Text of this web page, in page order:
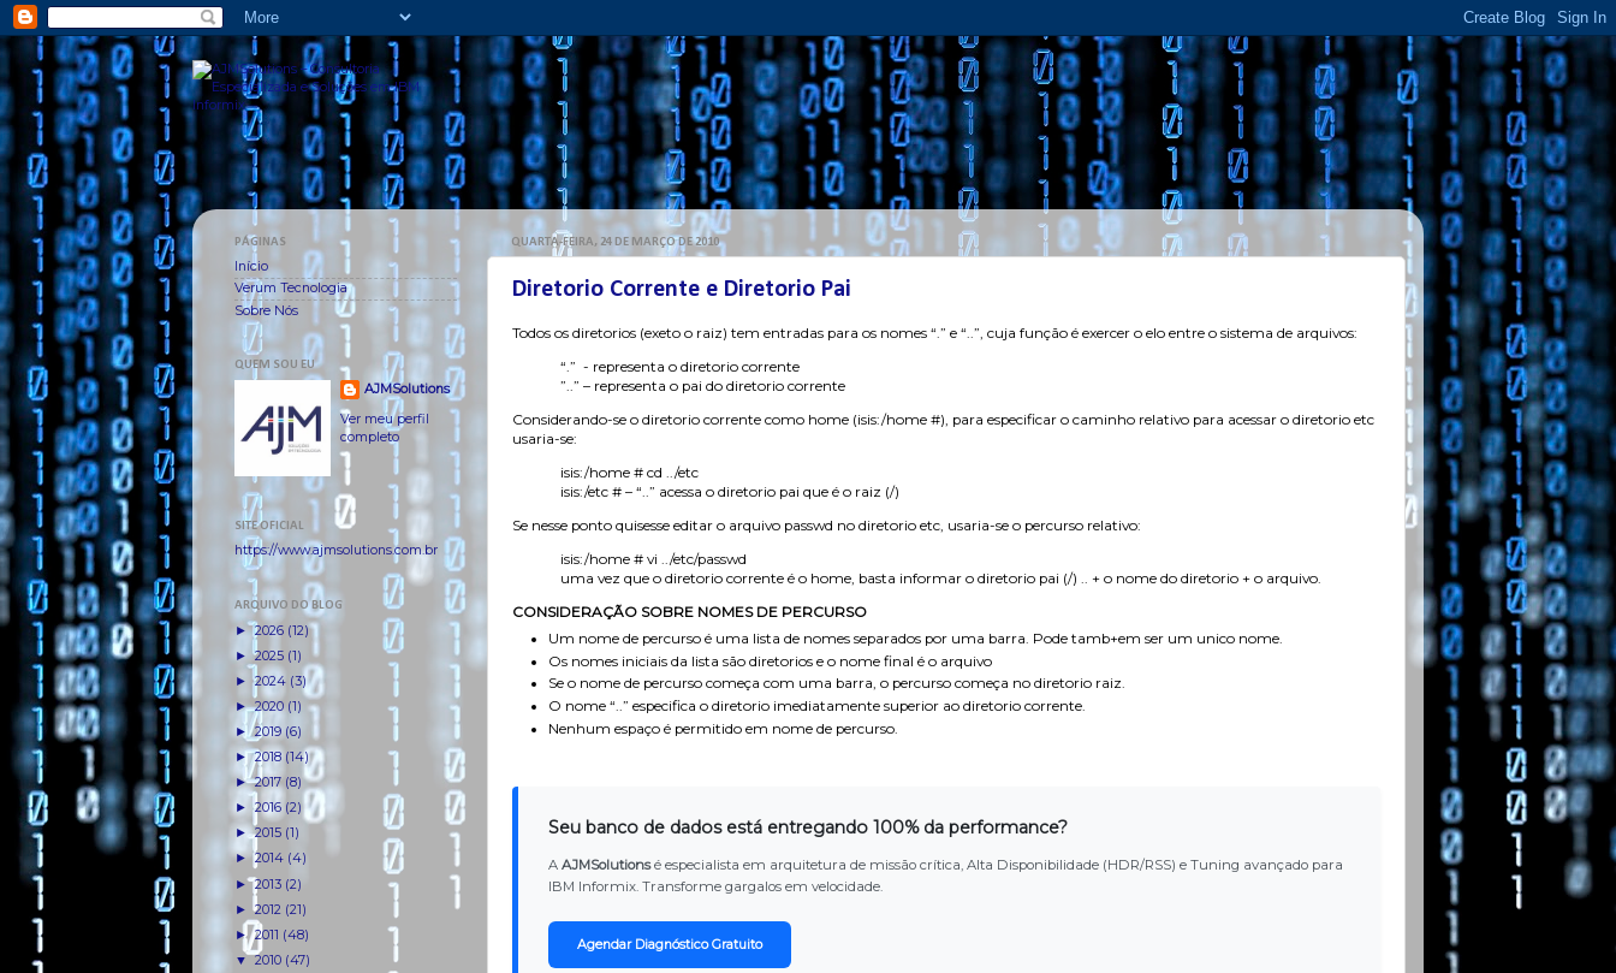
QUARTA-FEIRA, 24 DE MARÇO DE 2010
Diretorio Corrente e Diretorio Pai
Todos os diretorios (exeto o raiz) tem entradas para os nomes “.” e “..”, cuja função é exercer o elo entre o sistema de arquivos:
“.” - representa o diretorio corrente
”..” – representa o pai do diretorio corrente
Considerando-se o diretorio corrente como home (isis:/home #), para especificar o caminho relativo para acessar o diretorio etc
usaria-se:
isis:/home # cd ../etc
isis:/etc # – “..” acessa o diretorio pai que é o raiz (/)
Se nesse ponto quisesse editar o arquivo passwd no diretorio etc, usaria-se o percurso relativo:
isis:/home # vi ../etc/passwd
uma vez que o diretorio corrente é o home, basta informar o diretorio pai (/) .. + o nome do diretorio + o arquivo.
CONSIDERAÇÃO SOBRE NOMES DE PERCURSO
Um nome de percurso é uma lista de nomes separados por uma barra. Pode tamb+em ser um unico nome.
Os nomes iniciais da lista são diretorios e o nome final é o arquivo
Se o nome de percurso começa com uma barra, o percurso começa no diretorio raiz.
O nome “..” especifica o diretorio imediatamente superior ao diretorio corrente.
Nenhum espaço é permitido em nome de percurso.
Seu banco de dados está entregando 100% da performance?
A AJMSolutionsé especialista em arquitetura de missão crítica, Alta Disponibilidade (HDR/RSS) e Tuning avançado para
IBM Informix. Transforme gargalos em velocidade.
Agendar Diagnóstico Gratuito
PÁGINAS
Início
Verum Tecnologia
Sobre Nós
QUEM SOU EU
AJMSolutions
Ver meu perfil
completo
SITE OFICIAL
https://www.ajmsolutions.com.br
ARQUIVO DO BLOG
►2026 (12)
►2025 (1)
►2024 (3)
►2020 (1)
►2019 (6)
►2018 (14)
►2017 (8)
►2016 (2)
►2015 (1)
► 2014 (4)
►2013 (2)
►2012 (21)
►2011 (48)
▼2010 (47)